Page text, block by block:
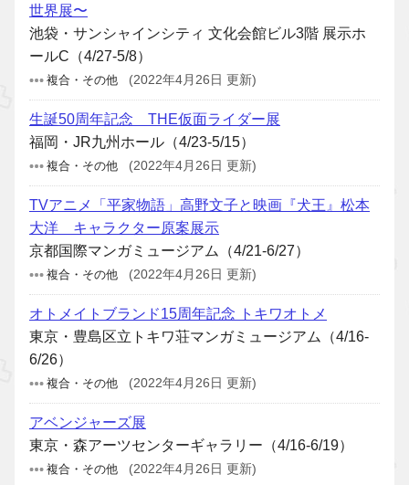
世界展〜
池袋・サンシャインシティ 文化会館ビル3階 展示ホ
ールC（4/27-5/8）
複合・その他 (2022年4月26日 更新)
生誕50周年記念 THE仮面ライダー展
福岡・JR九州ホール（4/23-5/15）
複合・その他 (2022年4月26日 更新)
TVアニメ「平家物語」高野文子と映画『犬王』松本
大洋 キャラクター原案展示
京都国際マンガミュージアム（4/21-6/27）
複合・その他 (2022年4月26日 更新)
オトメイトブランド15周年記念 トキワオトメ
東京・豊島区立トキワ荘マンガミュージアム（4/16-
6/26）
複合・その他 (2022年4月26日 更新)
アベンジャーズ展
東京・森アーツセンターギャラリー（4/16-6/19）
複合・その他 (2022年4月26日 更新)